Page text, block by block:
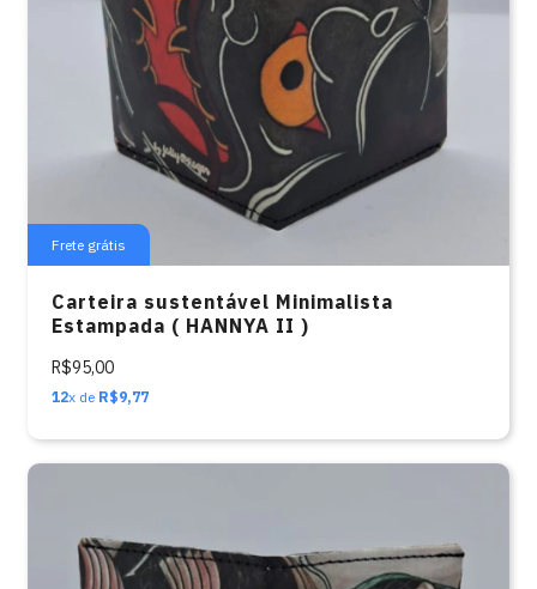
Frete grátis
Carteira sustentável Minimalista
Estampada ( HANNYA II )
R$95,00
12x de R$9,77